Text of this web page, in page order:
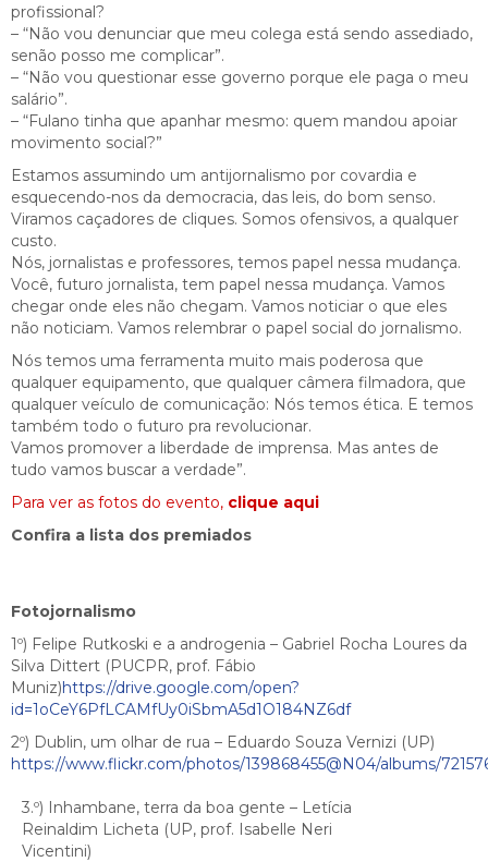
profissional?
– “Não vou denunciar que meu colega está sendo assediado,
senão posso me complicar”.
– “Não vou questionar esse governo porque ele paga o meu
salário”.
– “Fulano tinha que apanhar mesmo: quem mandou apoiar
movimento social?”
Estamos assumindo um antijornalismo por covardia e
esquecendo-nos da democracia, das leis, do bom senso.
Viramos caçadores de cliques. Somos ofensivos, a qualquer
custo.
Nós, jornalistas e professores, temos papel nessa mudança.
Você, futuro jornalista, tem papel nessa mudança. Vamos
chegar onde eles não chegam. Vamos noticiar o que eles
não noticiam. Vamos relembrar o papel social do jornalismo.
Nós temos uma ferramenta muito mais poderosa que
qualquer equipamento, que qualquer câmera filmadora, que
qualquer veículo de comunicação: Nós temos ética. E temos
também todo o futuro pra revolucionar.
Vamos promover a liberdade de imprensa. Mas antes de
tudo vamos buscar a verdade”.
Para ver as fotos do evento, clique aqui
Confira a lista dos premiados
Fotojornalismo
1º) Felipe Rutkoski e a androgenia – Gabriel Rocha Loures da
Silva Dittert (PUCPR, prof. Fábio
Muniz)https://drive.google.com/open?
id=1oCeY6PfLCAMfUy0iSbmA5d1O184NZ6df
2º) Dublin, um olhar de rua – Eduardo Souza Vernizi (UP)
https://www.flickr.com/photos/139868455@N04/albums/
3.º) Inhambane, terra da boa gente – Letícia
Reinaldim Licheta (UP, prof. Isabelle Neri
Vicentini)